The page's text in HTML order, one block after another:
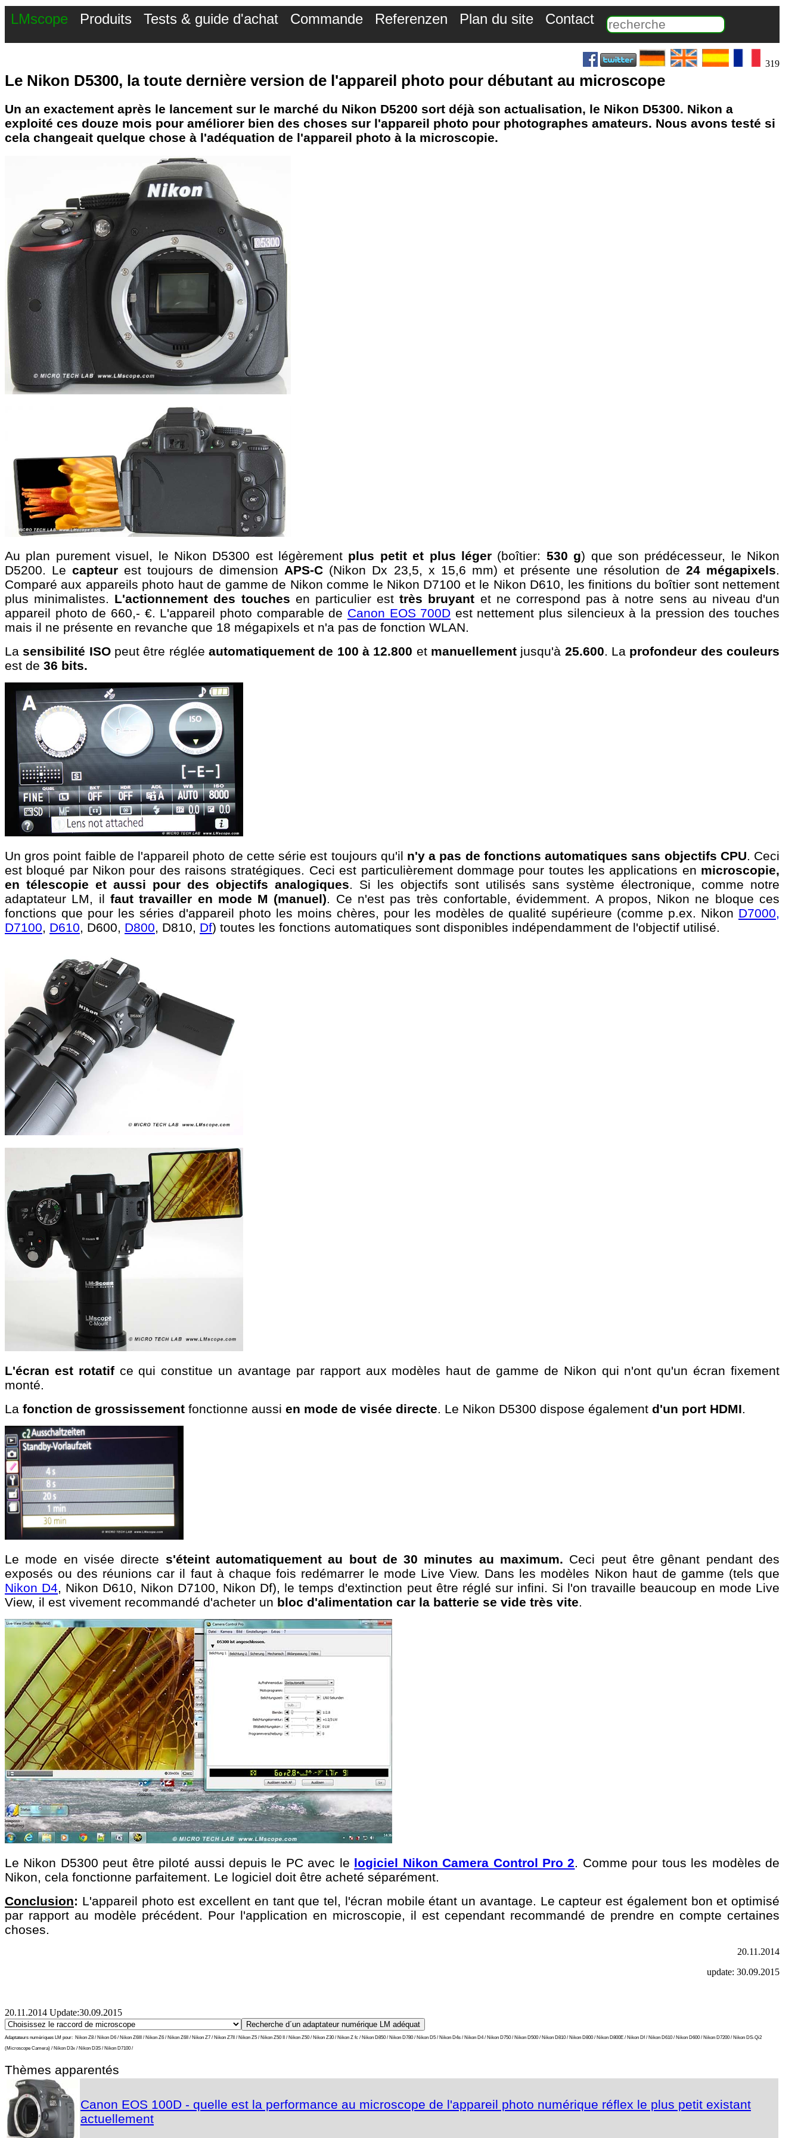
LMscope Produits Tests & guide d'achat Commande Referenzen Plan du site Contact
319
Le Nikon D5300, la toute dernière version de l'appareil photo pour débutant au microscope
Un an exactement après le lancement sur le marché du Nikon D5200 sort déjà son actualisation, le Nikon D5300. Nikon a
exploité ces douze mois pour améliorer bien des choses sur l'appareil photo pour photographes amateurs. Nous avons testé si
cela changeait quelque chose à l'adéquation de l'appareil photo à la microscopie.
Au plan purement visuel, le Nikon D5300 est légèrement plus petit et plus léger(boîtier: 530 g) que son prédécesseur, le Nikon
D5200. Lecapteur est toujours de dimension APS-C (Nikon Dx 23,5, x 15,6 mm) et présente une résolution de 24 mégapixels.
Comparé aux appareils photo haut de gamme de Nikon comme le Nikon D7100 et le Nikon D610, les finitions du boîtier sont nettement
plus minimalistes. L'actionnement des touches en particulier est très bruyant et ne correspond pas à notre sens au niveau d'un
appareil photo de 660,- €. L'appareil photo comparable de Canon EOS 700D est nettement plus silencieux à la pression des touches
mais il ne présente en revanche que 18 mégapixels et n'a pas de fonction WLAN.
La sensibilité ISOpeut être réglée automatiquement de 100 à 12.800 et manuellement jusqu'à 25.600. La profondeur des couleurs
est de 36 bits.
Un gros point faible de l'appareil photo de cette série est toujours qu'il n'y a pas de fonctions automatiques sans objectifs CPU. Ceci
est bloqué par Nikon pour des raisons stratégiques. Ceci est particulièrement dommage pour toutes les applications en microscopie,
en télescopie et aussi pour des objectifs analogiques. Si les objectifs sont utilisés sans système électronique, comme notre
adaptateur LM, il faut travailler en mode M (manuel). Ce n'est pas très confortable, évidemment. A propos, Nikon ne bloque ces
fonctions que pour les séries d'appareil photo les moins chères, pour les modèles de qualité supérieure (comme p.ex. Nikon D7000,
D7100, D610, D600, D800, D810, Df) toutes les fonctions automatiques sont disponibles indépendamment de l'objectif utilisé.
L'écran est rotatifce qui constitue un avantage par rapport aux modèles haut de gamme de Nikon qui n'ont qu'un écran fixement
monté.
La fonction de grossissement fonctionne aussi en mode de visée directe. Le Nikon D5300 dispose également d'un port HDMI.
Le mode en visée directe s'éteint automatiquement au bout de 30 minutes au maximum. Ceci peut être gênant pendant des
exposés ou des réunions car il faut à chaque fois redémarrer le mode Live View. Dans les modèles Nikon haut de gamme (tels que
Nikon D4, Nikon D610, Nikon D7100, Nikon Df), le temps d'extinction peut être réglé sur infini. Si l'on travaille beaucoup en mode Live
View, il est vivement recommandé d'acheter un bloc d'alimentation car la batterie se vide très vite.
Le Nikon D5300 peut être piloté aussi depuis le PC avec le logiciel Nikon Camera Control Pro 2. Comme pour tous les modèles de
Nikon, cela fonctionne parfaitement. Le logiciel doit être acheté séparément.
Conclusion: L'appareil photo est excellent en tant que tel, l'écran mobile étant un avantage. Le capteur est également bon et optimisé
par rapport au modèle précédent. Pour l'application en microscopie, il est cependant recommandé de prendre en compte certaines
choses.
20.11.2014
update: 30.09.2015
20.11.2014 Update:30.09.2015
Adaptateurs numèriques LM pour: Nikon Z8 / Nikon D6 / Nikon Z6III / Nikon Z6 / Nikon Z6II / Nikon Z7 / Nikon Z7II / Nikon Z5 / Nikon Z50 II / Nikon Z50 / Nikon Z30 / Nikon Z fc / Nikon D850 / Nikon D780 / Nikon D5 / Nikon D4s / Nikon D4 / Nikon D750 / Nikon D500 / Nikon D810 / Nikon D800 / Nikon D800E / Nikon Df / Nikon D610 / Nikon D600 / Nikon D7200 / Nikon DS-Qi2
(Microscope Camera) / Nikon D3x / Nikon D3S / Nikon D7100 /
Thèmes apparentés
Canon EOS 100D - quelle est la performance au microscope de l'appareil photo numérique réflex le plus petit existant
actuellement